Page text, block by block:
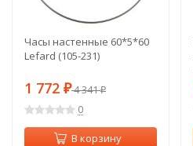
Часы настенные 60*5*60
Lefard (105-231)
1 772 ₽4 341₽
0
В корзину